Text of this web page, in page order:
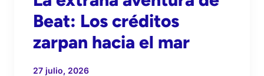
Beat: Los créditos
zarpan hacia el mar
27 julio, 2026